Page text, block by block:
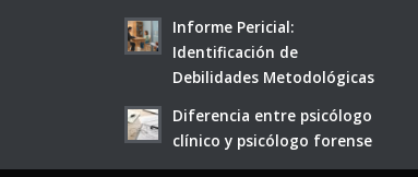
Informe Pericial:
Identificación de
Debilidades Metodológicas
Diferencia entre psicólogo
clínico y psicólogo forense